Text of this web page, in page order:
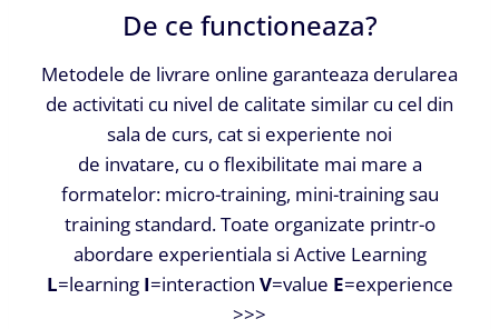
De ce functioneaza?
Metodele de livrare online garanteaza derularea
de activitati cu nivel de calitate similar cu cel din
sala de curs, cat si experiente noi
de invatare, cu o flexibilitate mai mare a
formatelor: micro-training, mini-training sau
training standard. Toate organizate printr-o
abordare experientiala si Active Learning
L=learning I=interaction V=value E=experience
>>>